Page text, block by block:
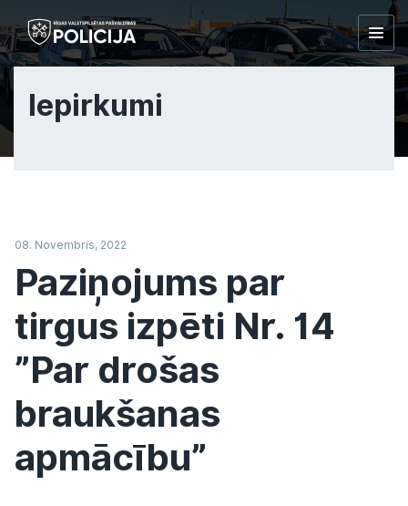
Iepirkumi
08. Novembris, 2022
Paziņojums par
tirgus izpēti Nr. 14
”Par drošas
braukšanas
apmācību”